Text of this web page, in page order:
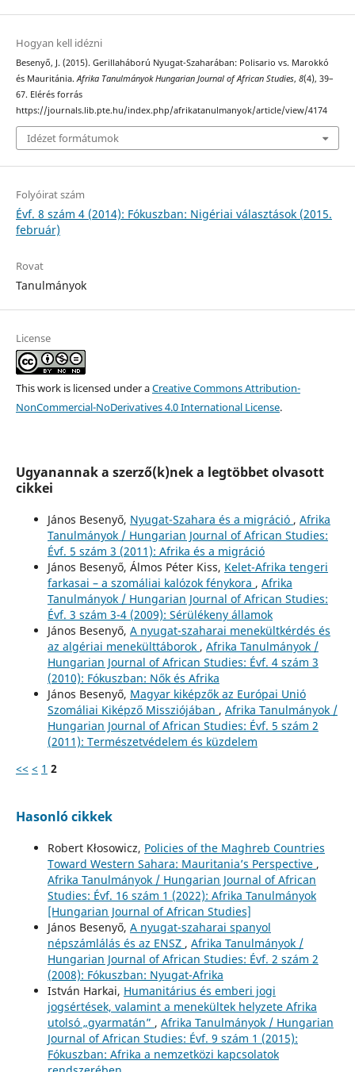
Hogyan kell idézni
Besenyő, J. (2015). Gerillaháború Nyugat-Szaharában: Polisario vs. Marokkó
és Mauritánia. Afrika Tanulmányok Hungarian Journal of African Studies, 8(4), 39–
67. Elérés forrás
https://journals.lib.pte.hu/index.php/afrikatanulmanyok/article/view/4174
Idézet formátumok
Folyóirat szám
Évf. 8 szám 4 (2014): Fókuszban: Nigériai választások (2015.
február)
Rovat
Tanulmányok
License
This work is licensed under aCreative Commons Attribution-
NonCommercial-NoDerivatives 4.0 International License.
Ugyanannak a szerző(k)nek a legtöbbet olvasott
cikkei
János Besenyő, Nyugat-Szahara és a migráció , Afrika
Tanulmányok / Hungarian Journal of African Studies:
Évf. 5 szám 3 (2011): Afrika és a migráció
János Besenyő, Álmos Péter Kiss, Kelet-Afrika tengeri
farkasai – a szomáliai kalózok fénykora , Afrika
Tanulmányok / Hungarian Journal of African Studies:
Évf. 3 szám 3-4 (2009): Sérülékeny államok
János Besenyő, A nyugat-szaharai menekültkérdés és
az algériai menekülttáborok , Afrika Tanulmányok /
Hungarian Journal of African Studies: Évf. 4 szám 3
(2010): Fókuszban: Nők és Afrika
János Besenyő, Magyar kiképzők az Európai Unió
Szomáliai Kiképző Missziójában , Afrika Tanulmányok /
Hungarian Journal of African Studies: Évf. 5 szám 2
(2011): Természetvédelem és küzdelem
<< < 1 2
Hasonló cikkek
Robert Kłosowicz, Policies of the Maghreb Countries
Toward Western Sahara: Mauritania’s Perspective ,
Afrika Tanulmányok / Hungarian Journal of African
Studies: Évf. 16 szám 1 (2022): Afrika Tanulmányok
[Hungarian Journal of African Studies]
János Besenyő, A nyugat-szaharai spanyol
népszámlálás és az ENSZ , Afrika Tanulmányok /
Hungarian Journal of African Studies: Évf. 2 szám 2
(2008): Fókuszban: Nyugat-Afrika
István Harkai, Humanitárius és emberi jogi
jogsértések, valamint a menekültek helyzete Afrika
utolsó „gyarmatán” , Afrika Tanulmányok / Hungarian
Journal of African Studies: Évf. 9 szám 1 (2015):
Fókuszban: Afrika a nemzetközi kapcsolatok